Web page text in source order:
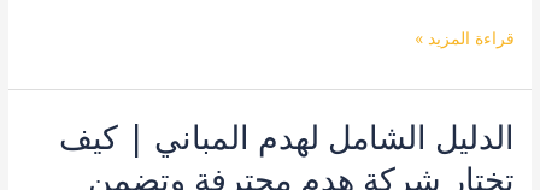
السكراب
قراءة المزيد »
الدليل الشامل لهدم المباني | كيف
تختار شركة هدم محترفة وتضمن
الدليل
الشامل
لهدم